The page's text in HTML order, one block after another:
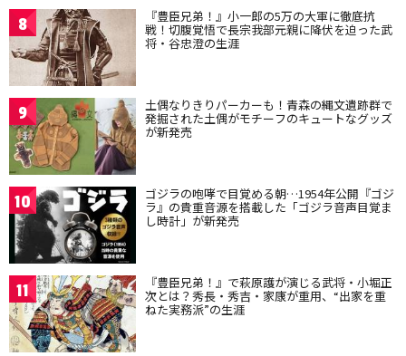
8 『豊臣兄弟！』小一郎の5万の大軍に徹底抗
戦！切腹覚悟で長宗我部元親に降伏を迫った武
将・谷忠澄の生涯
9 土偶なりきりパーカーも！青森の縄文遺跡群で
発掘された土偶がモチーフのキュートなグッズ
が新発売
10 ゴジラの咆哮で目覚める朝…1954年公開『ゴジ
ラ』の貴重音源を搭載した「ゴジラ音声目覚ま
し時計」が新発売
11 『豊臣兄弟！』で萩原護が演じる武将・小堀正
次とは？秀長・秀吉・家康が重用、“出家を重
ねた実務派”の生涯